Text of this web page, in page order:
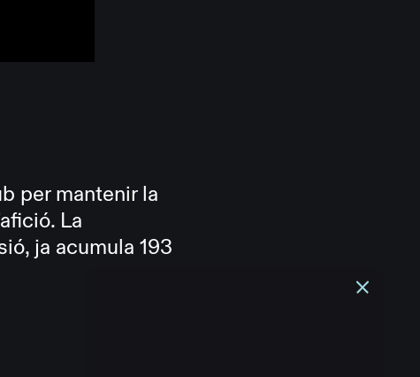
per mantenir la
La
ja acumula 193